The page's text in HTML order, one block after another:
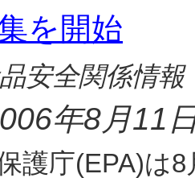
を開始
安全関係情報
年8月11
護庁(EPA)は8